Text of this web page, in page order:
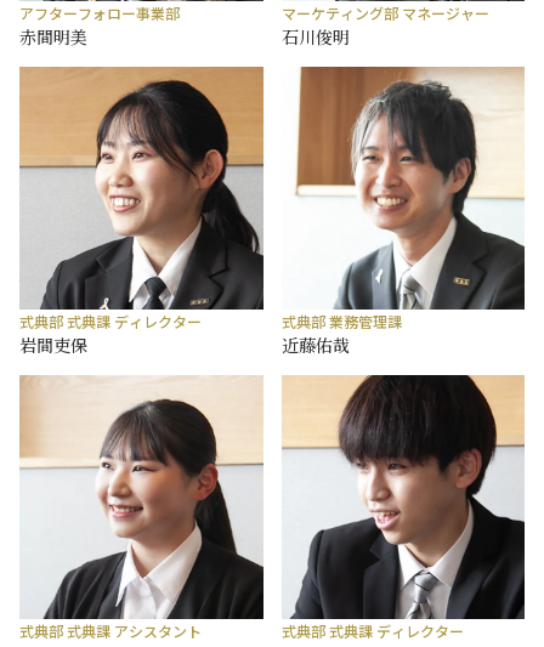
アフターフォロー事業部
赤間明美
マーケティング部 マネージャー
石川俊明
式典部 式典課 ディレクター
岩間吏保
式典部 業務管理課
近藤佑哉
式典部 式典課 アシスタント 式典部 式典課 ディレクター